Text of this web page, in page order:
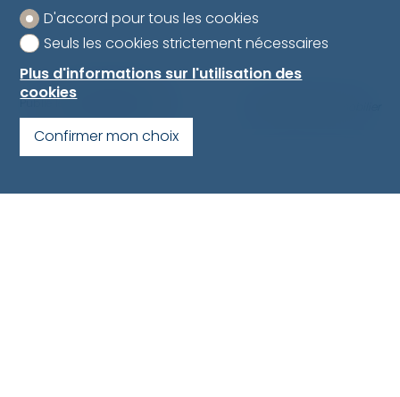
Publié le6 septembre 2017
D'accord pour tous les cookies
Seuls les cookies strictement nécessaires
Plus d'informations sur l'utilisation des
cookies
Confirmer mon choix